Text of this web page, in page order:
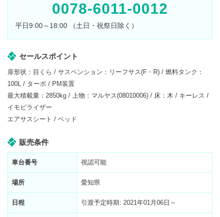
0078-6011-0012
平日9:00～18:00 （土日・祝祭日除く）
セールスポイント
扉形状：目くら / サスペンション：リーフサス(F・R) / 燃料タンク：
100L / ターボ / PM装置
最大積載量：2850kg / 上物：マルヤス(08010006) / 床：木 / キーレス /
イモビライザー
エアサスシート / ベッド
販売条件
車台番号 視認可能
場所 愛知県
日程 引渡予定時期: 2021年01月06日～